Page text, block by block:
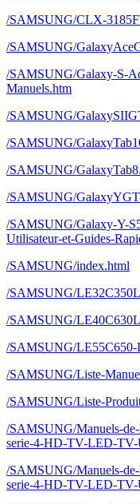
/SAMSUNG/CLX-
/SAMSUNG/
/SAMSUNG/Galaxy-S-
Manuels.htm
/SAMSUNG/
/SAMSUNG/
/SAMSUNG/
/SAMSUNG/
/SAMSUNG/Galaxy-Y-
Utilisateur-et-Guides-
/SAMSUNG/index.html
/SAMSUNG/
/SAMSUNG/
/SAMSUNG/LE55C650-
/SAMSUNG/Liste-
/SAMSUNG/Liste-
/SAMSUNG/Manuels-
serie-4-HD-TV-LED-TV-
/SAMSUNG/Manuels-
serie-4-HD-TV-LED-TV-